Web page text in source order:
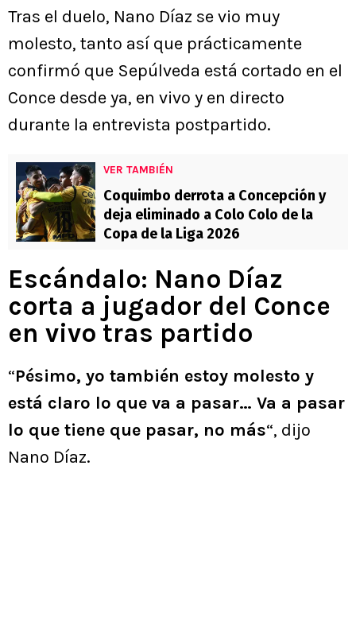
Tras el duelo, Nano Díaz se vio muy
molesto, tanto así que prácticamente
confirmó que Sepúlveda está cortado en el
Conce desde ya, en vivo y en directo
durante la entrevista postpartido.
VER TAMBIÉN
Coquimbo derrota a Concepción y
deja eliminado a Colo Colo de la
Copa de la Liga 2026
Escándalo: Nano Díaz
corta a jugador del Conce
en vivo tras partido
“Pésimo, yo también estoy molesto y
está claro lo que va a pasar… Va a pasar
lo que tiene que pasar, no más“, dijo
Nano Díaz.